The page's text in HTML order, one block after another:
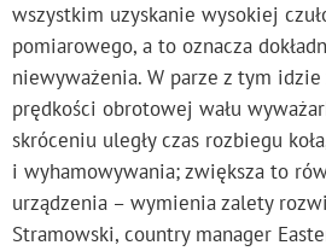
wszystkim uzyskanie wysokiej
pomiarowego, a to oznacza
niewyważenia. W parze z tym
prędkości obrotowej wału
skróceniu uległy czas rozbiegu
i wyhamowywania; zwiększa to
urządzenia – wymienia zalety
Stramowski, country manager